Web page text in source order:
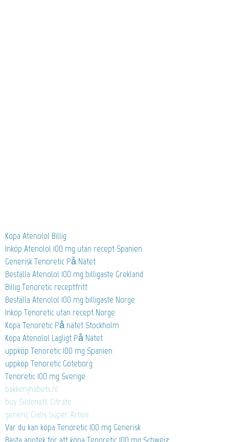
Köpa Atenolol Billig
Inköp Atenolol 100 mg utan recept Spanien
Generisk Tenoretic På Nätet
Beställa Atenolol 100 mg billigaste Grekland
Billig Tenoretic receptfritt
Beställa Atenolol 100 mg billigaste Norge
Inköp Tenoretic utan recept Norge
Köpa Tenoretic På nätet Stockholm
Köpa Atenolol Lagligt På Nätet
uppköp Tenoretic 100 mg Spanien
uppköp Tenoretic Göteborg
Tenoretic 100 mg Sverige
bakkerijhabets.nl
buy Sildenafil Citrate
generic Cialis Super Active
Var du kan köpa Tenoretic 100 mg Generisk